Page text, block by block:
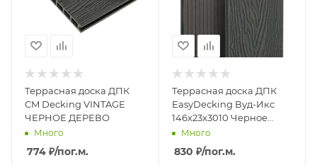
Террасная доска ДПК
CM Decking VINTAGE
ЧЕРНОЕ ДЕРЕВО
Много
774 ₽/пог.м.
Террасная доска ДПК
EasyDecking Вуд-Икс
146х23х3010 Черное
дерево
Много
830 ₽/пог.м.